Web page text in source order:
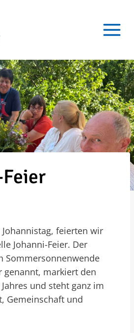
feierten wir
Johanni-Feier. Der
Sommersonnenwende
genannt, markiert den
und steht ganz im
Gemeinschaft und